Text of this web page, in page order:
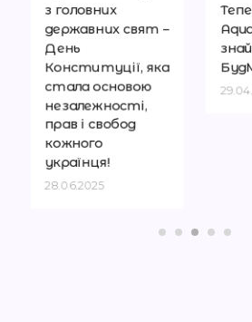
з головних
державних свят –
День
Конституції, яка
стала основою
незалежності,
прав і свобод
кожного
українця!
28.06.2025